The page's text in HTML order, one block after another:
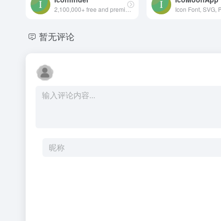
2,100,000+ free and premium vector icons.
暂无评论